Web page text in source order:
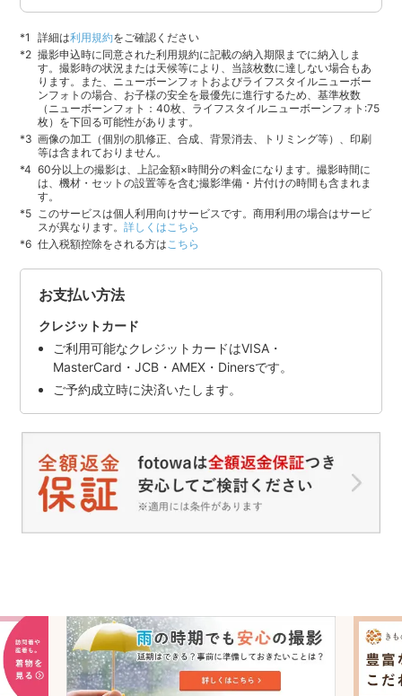
詳細は利用規約をご確認ください
撮影申込時に同意された利用規約に記載の納入期限までに納入しま
す。撮影時の状況または天候等により、当該枚数に達しない場合もあ
ります。また、ニューボーンフォトおよびライフスタイルニューボー
ンフォトの場合、お子様の安全を最優先に進行するため、基準枚数
（ニューボーンフォト：40枚、ライフスタイルニューボーンフォト:75
枚）を下回る可能性があります。
画像の加工（個別の肌修正、合成、背景消去、トリミング等）、印刷
等は含まれておりません。
60分以上の撮影は、上記金額×時間分の料金になります。撮影時間に
は、機材・セットの設置等を含む撮影準備・片付けの時間も含まれま
す。
このサービスは個人利用向けサービスです。商用利用の場合はサービ
スが異なります。詳しくはこちら
仕入税額控除をされる方は こちら
お支払い方法
クレジットカード
ご利用可能なクレジットカードはVISA・
MasterCard・JCB・AMEX・Dinersです。
ご予約成立時に決済いたします。